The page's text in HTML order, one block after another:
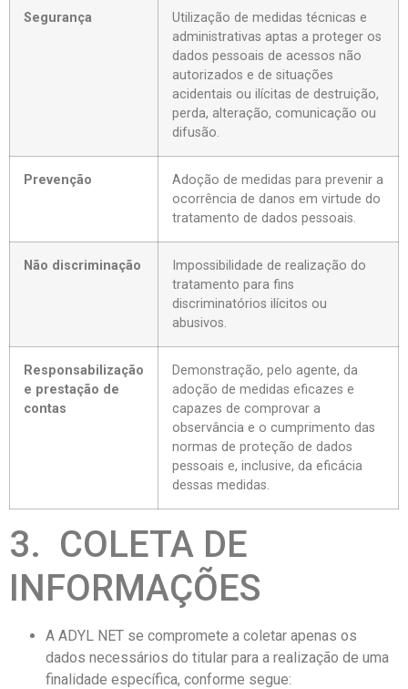
Segurança
Utilização de medidas técnicas e
administrativas aptas a proteger os
dados pessoais de acessos não
autorizados e de situações
acidentais ou ilícitas de destruição,
perda, alteração, comunicação ou
difusão.
Prevenção
Adoção de medidas para prevenir a
ocorrência de danos em virtude do
tratamento de dados pessoais.
Não discriminação
Impossibilidade de realização do
tratamento para fins
discriminatórios ilícitos ou
abusivos.
Responsabilização
e prestação de
contas
Demonstração, pelo agente, da
adoção de medidas eficazes e
capazes de comprovar a
observância e o cumprimento das
normas de proteção de dados
pessoais e, inclusive, da eficácia
dessas medidas.
3. COLETA DE
INFORMAÇÕES
A ADYL NET se compromete a coletar apenas os
dados necessários do titular para a realização de uma
finalidade específica, conforme segue: